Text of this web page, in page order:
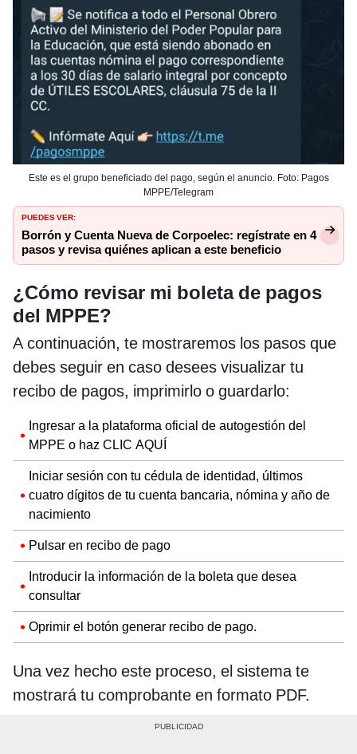
Este es el grupo beneficiado del pago, según el anuncio. Foto: Pagos
MPPE/Telegram
PUEDES VER:
Borrón y Cuenta Nueva de Corpoelec: regístrate en 4
pasos y revisa quiénes aplican a este beneficio
¿Cómo revisar mi boleta de pagos
del MPPE?
A continuación, te mostraremos los pasos que
debes seguir en caso desees visualizar tu
recibo de pagos, imprimirlo o guardarlo:
Ingresar a la plataforma oficial de autogestión del
MPPE o haz CLIC AQUÍ
Iniciar sesión con tu cédula de identidad, últimos
cuatro dígitos de tu cuenta bancaria, nómina y año de
nacimiento
Pulsar en recibo de pago
Introducir la información de la boleta que desea
consultar
Oprimir el botón generar recibo de pago.
Una vez hecho este proceso, el sistema te
mostrará tu comprobante en formato PDF.